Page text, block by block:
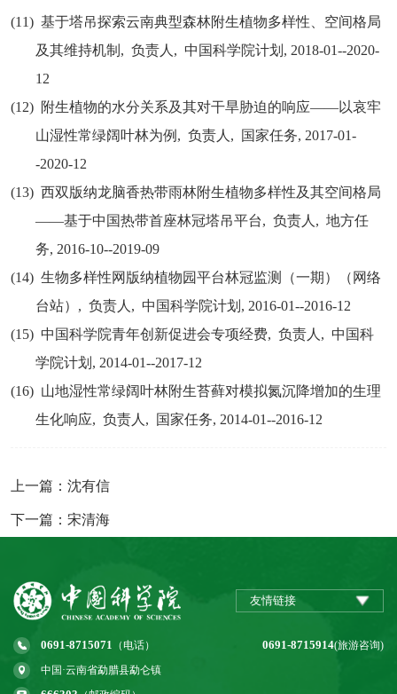
(11)基于塔吊探索云南典型森林附生植物多样性、空间格局
及其维持机制 ,负责人 , 中国科学院计划 , 2018-01--2020-
12
(12) 附生植物的水分关系及其对干旱胁迫的响应——以哀牢
山湿性常绿阔叶林为例 ,负责人 , 国家任务, 2017-01-
-2020-12
(13)西双版纳龙脑香热带雨林附生植物多样性及其空间格局
——基于中国热带首座林冠塔吊平台,负责人 ,地方任
务, 2016-10--2019-09
(14)生物多样性网版纳植物园平台林冠监测（一期）（网络
台站） ,负责人 , 中国科学院计划 , 2016-01--2016-12
(15) 中国科学院青年创新促进会专项经费,负责人 , 中国科
学院计划 , 2014-01--2017-12
(16) 山地湿性常绿阔叶林附生苔藓对模拟氮沉降增加的生理
生化响应,负责人 , 国家任务, 2014-01--2016-12
上一篇：沈有信
下一篇：宋清海
友情链接
0691-8715071 （电话） 0691-8715914(旅游咨询)
中国·云南省勐腊县勐仑镇